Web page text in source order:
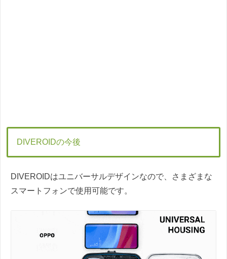
DIVEROIDの今後
DIVEROIDはユニバーサルデザインなので、さまざまな
スマートフォンで使用可能です。